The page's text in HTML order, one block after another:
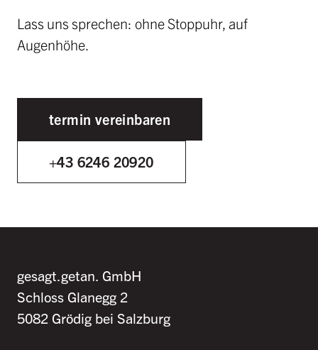
Lass uns sprechen: ohne Stoppuhr, auf
Augenhöhe.
termin vereinbaren
+43 6246 20920
gesagt.getan. GmbH
Schloss Glanegg 2
5082 Grödig bei Salzburg